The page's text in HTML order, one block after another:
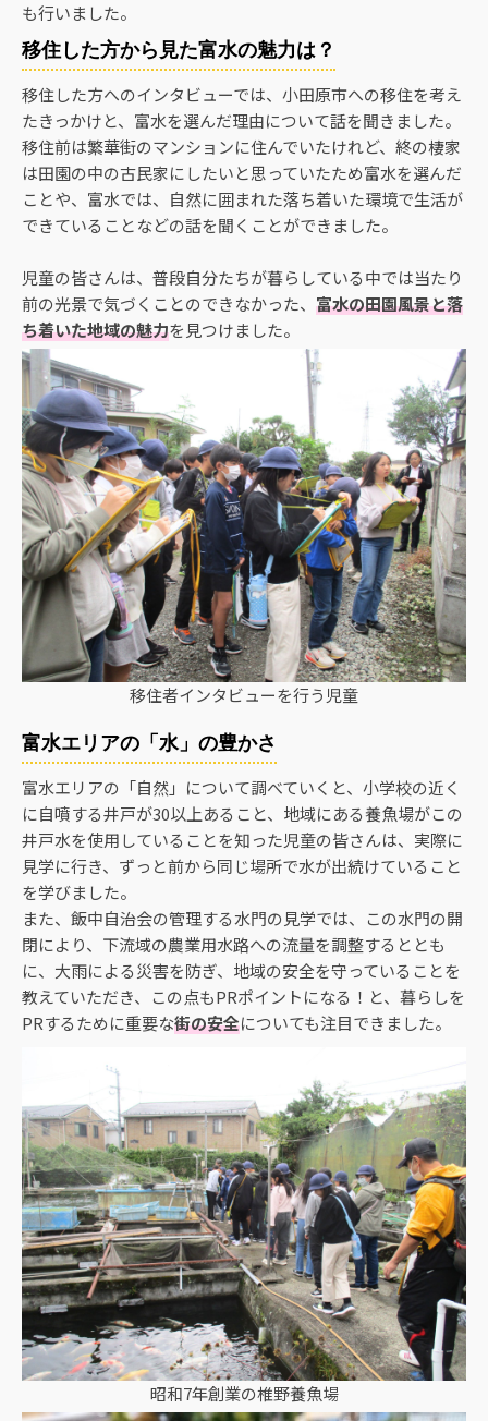
も行いました。
移住した方から見た富水の魅力は？
移住した方へのインタビューでは、小田原市への移住を考え
たきっかけと、富水を選んだ理由について話を聞きました。
移住前は繁華街のマンションに住んでいたけれど、終の棲家
は田園の中の古民家にしたいと思っていたため富水を選んだ
ことや、富水では、自然に囲まれた落ち着いた環境で生活が
できていることなどの話を聞くことができました。
児童の皆さんは、普段自分たちが暮らしている中では当たり
前の光景で気づくことのできなかった、 富水の田園風景と落
ち着いた地域の魅力を見つけました。
移住者インタビューを行う児童
富水エリアの「水」の豊かさ
富水エリアの「自然」について調べていくと、小学校の近く
に自噴する井戸が30以上あること、地域にある養魚場がこの
井戸水を使用していることを知った児童の皆さんは、実際に
見学に行き、ずっと前から同じ場所で水が出続けていること
を学びました。
また、飯中自治会の管理する水門の見学では、この水門の開
閉により、下流域の農業用水路への流量を調整するととも
に、大雨による災害を防ぎ、地域の安全を守っていることを
教えていただき、この点もPRポイントになる！と、暮らしを
PRするために重要な街の安全についても注目できました。
昭和7年創業の椎野養魚場